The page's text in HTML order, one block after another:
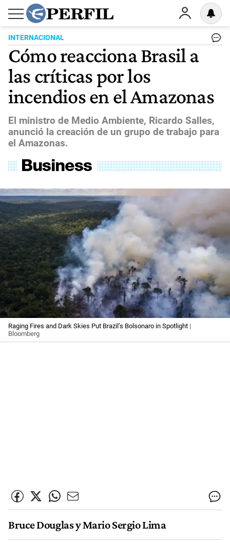
INTERNACIONAL
Cómo reacciona Brasil a
las críticas por los
incendios en el Amazonas
El ministro de Medio Ambiente, Ricardo Salles,
anunció la creación de un grupo de trabajo para
el Amazonas.
Raging Fires and Dark Skies Put Brazil’s Bolsonaro in Spotlight |
Bloomberg
Bruce Douglas y Mario Sergio Lima